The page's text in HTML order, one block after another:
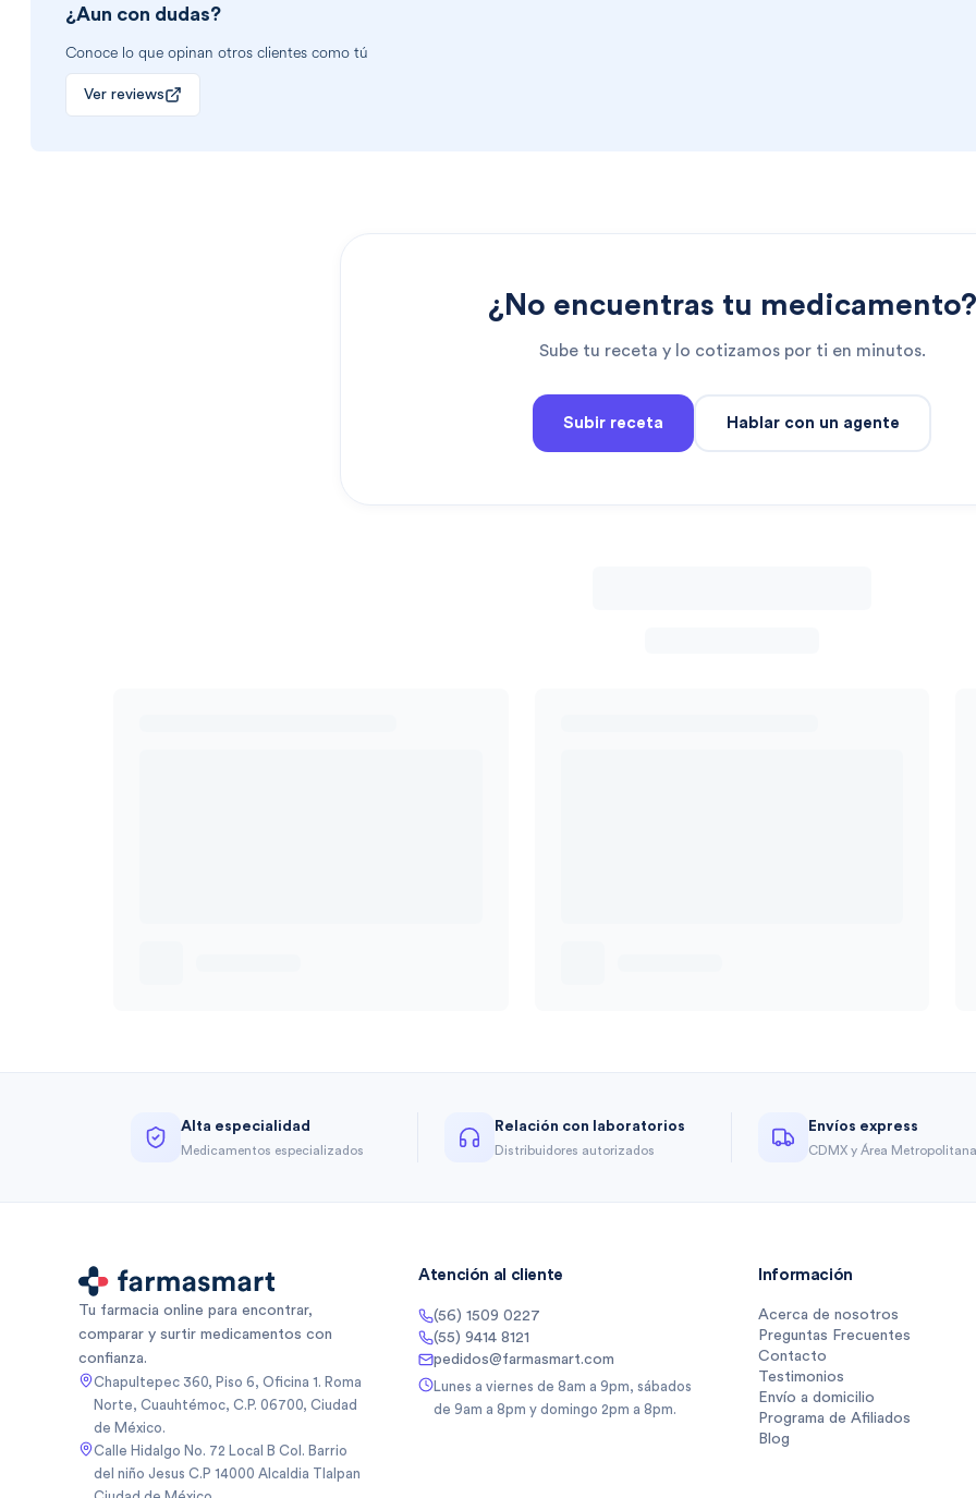
¿Aun con dudas?
Conoce lo que opinan otros clientes como tú
Ver reviews
¿No encuentras tu medicamento?
Sube tu receta y lo cotizamos por ti en minutos.
Subir receta Hablar con un agente
Alta especialidad
Medicamentos especializados
Relación con laboratorios
Distribuidores autorizados
Envíos express
CDMX y Área Metropolitana
Tu farmacia online para encontrar,
comparar y surtir medicamentos con
confianza.
Chapultepec 360, Piso 6, Oficina 1. Roma
Norte, Cuauhtémoc, C.P. 06700, Ciudad
de México.
Calle Hidalgo No. 72 Local B Col. Barrio
del niño Jesus C.P 14000 Alcaldia Tlalpan
Atención al cliente
(56) 1509 0227
(55) 9414 8121
pedidos@farmasmart.com
Lunes a viernes de 8am a 9pm, sábados
de 9am a 8pm y domingo 2pm a 8pm.
Información
Acerca de nosotros
Preguntas Frecuentes
Contacto
Testimonios
Envío a domicilio
Programa de Afiliados
Blog